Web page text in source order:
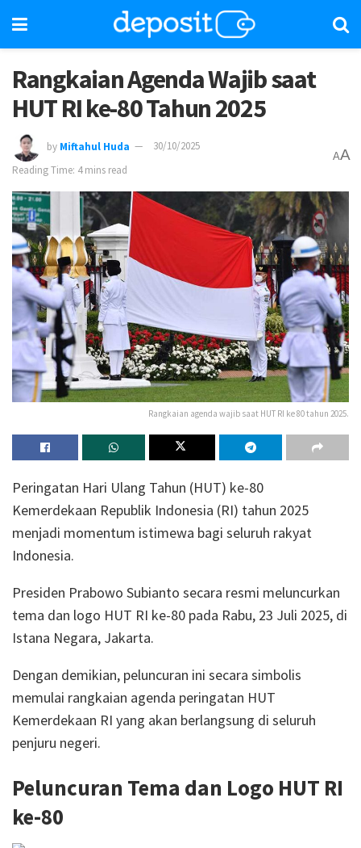
Rangkaian Agenda Wajib saat
HUT RI ke-80 Tahun 2025
by Miftahul Huda
30/10/2025
Reading Time: 4 mins read
AA
Rangkaian agenda wajib saat HUT RI ke 80 tahun 2025.
Peringatan Hari Ulang Tahun (HUT) ke-80
Kemerdekaan Republik Indonesia (RI) tahun 2025
menjadi momentum istimewa bagi seluruh rakyat
Indonesia.
Presiden Prabowo Subianto secara resmi meluncurkan
tema dan logo HUT RI ke-80 pada Rabu, 23 Juli 2025, di
Istana Negara, Jakarta.
Dengan demikian, peluncuran ini secara simbolis
memulai rangkaian agenda peringatan HUT
Kemerdekaan RI yang akan berlangsung di seluruh
penjuru negeri.
Peluncuran Tema dan Logo HUT RI
ke-80